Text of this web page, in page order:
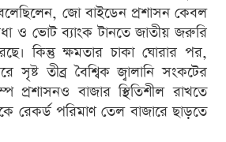
জো বাইডেন প্রশাসন কেবল
ও ভোট ব্যাংক টানতে জাতীয় জরুরি
কিন্তু ক্ষমতার চাকা ঘোরার পর,
সৃষ্ট তীব্র বৈশ্বিক জ্বালানি সংকটের
প্রশাসনও বাজার স্থিতিশীল রাখতে
পরিমাণ তেল বাজারে ছাড়তে